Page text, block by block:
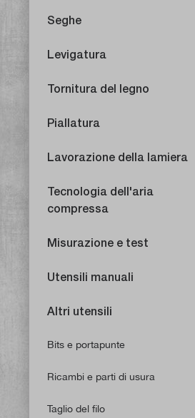
Seghe
Levigatura
Tornitura del legno
Piallatura
Lavorazione della lamiera
Tecnologia dell'aria
compressa
Misurazione e test
Utensili manuali
Altri utensili
Bits e portapunte
Ricambi e parti di usura
Taglio del filo